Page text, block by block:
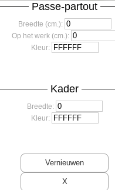
Passe-partout
Breedte (cm.):
Op het werk (cm.):
Kleur:
Kader
Breedte:
Kleur: